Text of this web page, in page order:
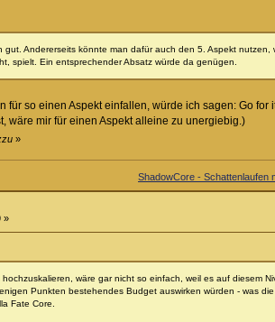
gut. Andererseits könnte man dafür auch den 5. Aspekt
spielt. Ein entsprechender Absatz würde da genügen.
für so einen Aspekt einfallen, würde ich sagen: Go
wäre mir für einen Aspekt alleine zu unergiebig.)
»
ShadowCore - Schattenlaufen
»
wäre gar nicht so einfach, weil es auf diesem
Punkten bestehendes Budget auswirken würden - was
Fate Core.